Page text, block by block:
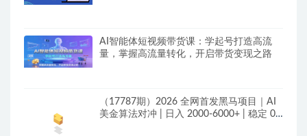
AI智能体短视频带货课：学起号打造高流
量，掌握高流量转化，开启带货变现之路
（17787期）2026 全网首发黑马项目｜AI
美金算法对冲 | 日入 2000-6000+ | 稳定 0